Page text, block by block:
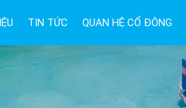
TIN TỨC QUAN HỆ CỔ ĐÔNG